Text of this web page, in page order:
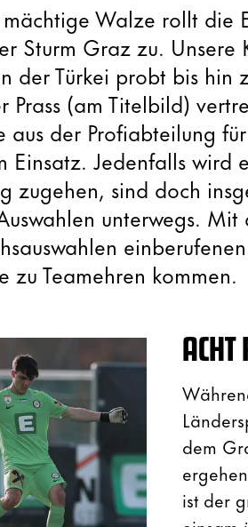
Walze rollt die
Sturm Graz zu.
der Türkei probt bis hin
Prass (am Titelbild)
aus der Profiabteilung
Einsatz. Jedenfalls wird
zugehen, sind doch
unterwegs.
zu Teamehren kommen.
dem
ist der